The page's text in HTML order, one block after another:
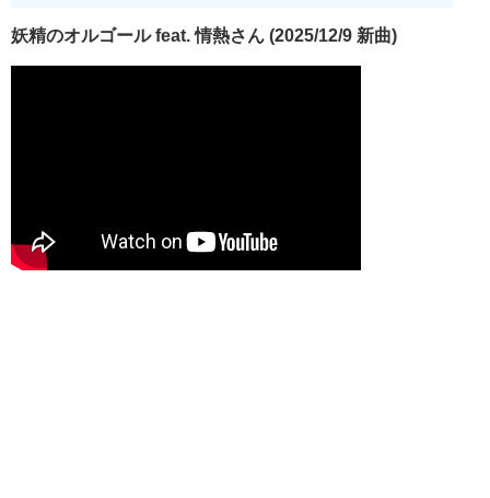
妖精のオルゴール feat. 情熱さん (2025/12/9 新曲)